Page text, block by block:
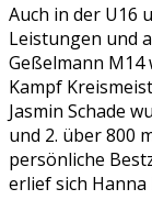
Auch in der U16
Leistungen und
Geßelmann M14
Kampf
Jasmin Schade
und 2. über 800
persönliche
erlief sich Hanna